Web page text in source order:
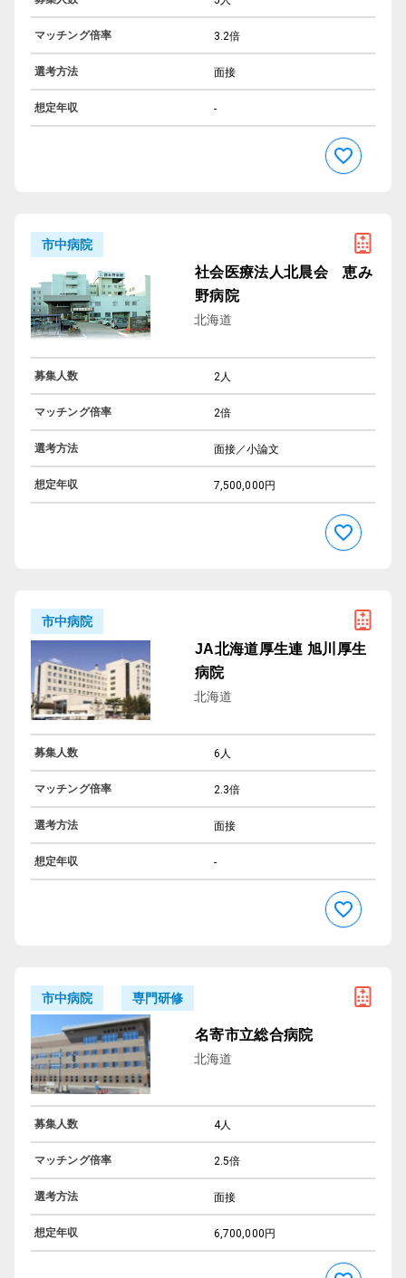
マッチング倍率 3.2倍
選考方法 面接
想定年収 -
市中病院
社会医療法人北晨会 恵み
野病院
北海道
募集人数 2人
マッチング倍率 2倍
選考方法 面接／小論文
想定年収 7,500,000円
市中病院
JA北海道厚生連 旭川厚生
病院
北海道
募集人数 6人
マッチング倍率 2.3倍
選考方法 面接
想定年収 -
市中病院 専門研修
名寄市立総合病院
北海道
募集人数 4人
マッチング倍率 2.5倍
選考方法 面接
想定年収 6,700,000円